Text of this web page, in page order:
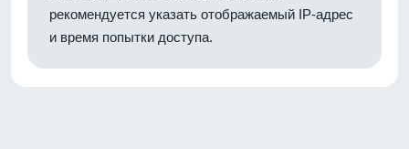
рекомендуется указать отображаемый IP-адрес
и время попытки доступа.